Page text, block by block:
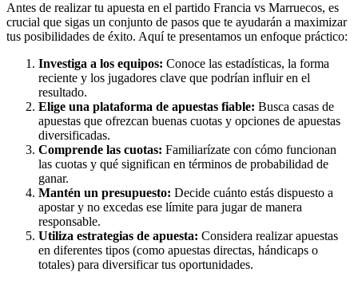
Antes de realizar tu apuesta en el partido Francia vs Marruecos, es
crucial que sigas un conjunto de pasos que te ayudarán a maximizar
tus posibilidades de éxito. Aquí te presentamos un enfoque práctico:
Investiga a los equipos: Conoce las estadísticas, la forma
reciente y los jugadores clave que podrían influir en el
resultado.
Elige una plataforma de apuestas fiable: Busca casas de
apuestas que ofrezcan buenas cuotas y opciones de apuestas
diversificadas.
Comprende las cuotas: Familiarízate con cómo funcionan
las cuotas y qué significan en términos de probabilidad de
ganar.
Mantén un presupuesto: Decide cuánto estás dispuesto a
apostar y no excedas ese límite para jugar de manera
responsable.
Utiliza estrategias de apuesta: Considera realizar apuestas
en diferentes tipos (como apuestas directas, hándicaps o
totales) para diversificar tus oportunidades.